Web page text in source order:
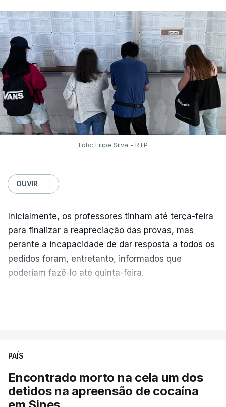
Foto: Filipe Silva - RTP
OUVIR
Inicialmente, os professores tinham até terça-feira
para finalizar a reapreciação das provas, mas
perante a incapacidade de dar resposta a todos os
pedidos foram, entretanto, informados que
poderiam fazê-lo até quinta-feira.
No domingo, estavam concluídos cerca de 50 por
cento dos mais de 20 mil pedidos de reapreciação,
mas Cristina Mota, porta-voz da Missão Escola
Pública, tem dúvidas de que o processo esteja
PAÍS
Encontrado morto na cela um dos
detidos na apreensão de cocaína